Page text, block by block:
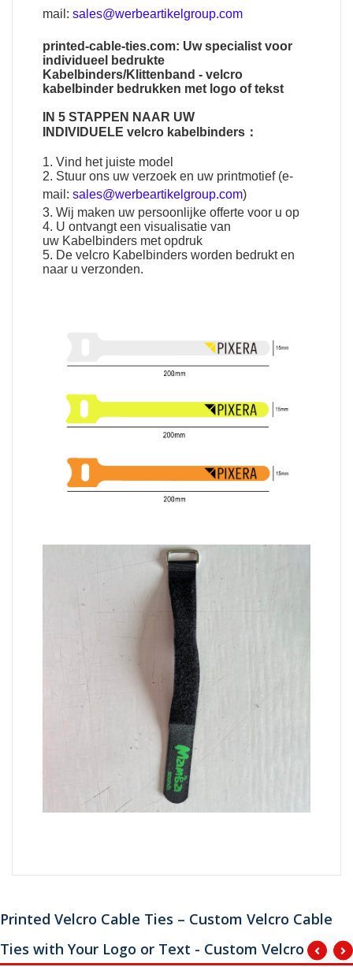
mail:sales@werbeartikelgroup.com
printed-cable-ties.com: Uw specialist voor
individueel bedrukte
Kabelbinders/Klittenband - velcro
kabelbinder bedrukken met logo of tekst
IN 5 STAPPEN NAAR UW
INDIVIDUELEvelcro kabelbinders ：
1. Vind het juiste model
2. Stuur ons uw verzoek en uw printmotief (e-
mail:sales@werbeartikelgroup.com)
3. Wij maken uw persoonlijke offerte voor u op
4. U ontvangt een visualisatie van
uw Kabelbinders met opdruk
5. Develcro Kabelbinders worden bedrukt en
naar u verzonden.
Printed Velcro Cable Ties – Custom Velcro Cable
Ties with Your Logo or Text - Custom Velcro